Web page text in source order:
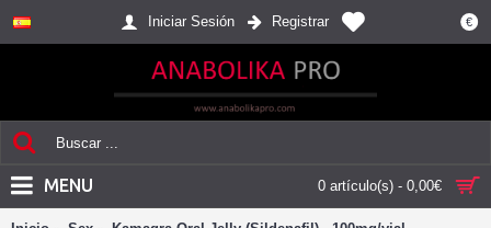
€
Iniciar Sesión Registrar
0 artículo(s) - 0,00€
MENU